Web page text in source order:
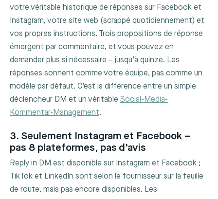
votre véritable historique de réponses sur Facebook et
Instagram, votre site web (scrappé quotidiennement) et
vos propres instructions. Trois propositions de réponse
émergent par commentaire, et vous pouvez en
demander plus si nécessaire – jusqu'à quinze. Les
réponses sonnent comme votre équipe, pas comme un
modèle par défaut. C'est la différence entre un simple
déclencheur DM et un véritable Social-Media-
Kommentar-Management.
3. Seulement Instagram et Facebook –
pas 8 plateformes, pas d'avis
Reply in DM est disponible sur Instagram et Facebook ;
TikTok et LinkedIn sont selon le fournisseur sur la feuille
de route, mais pas encore disponibles. Les